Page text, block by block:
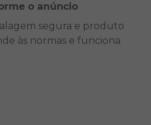
o anúncio
segura e produto
às normas e funciona